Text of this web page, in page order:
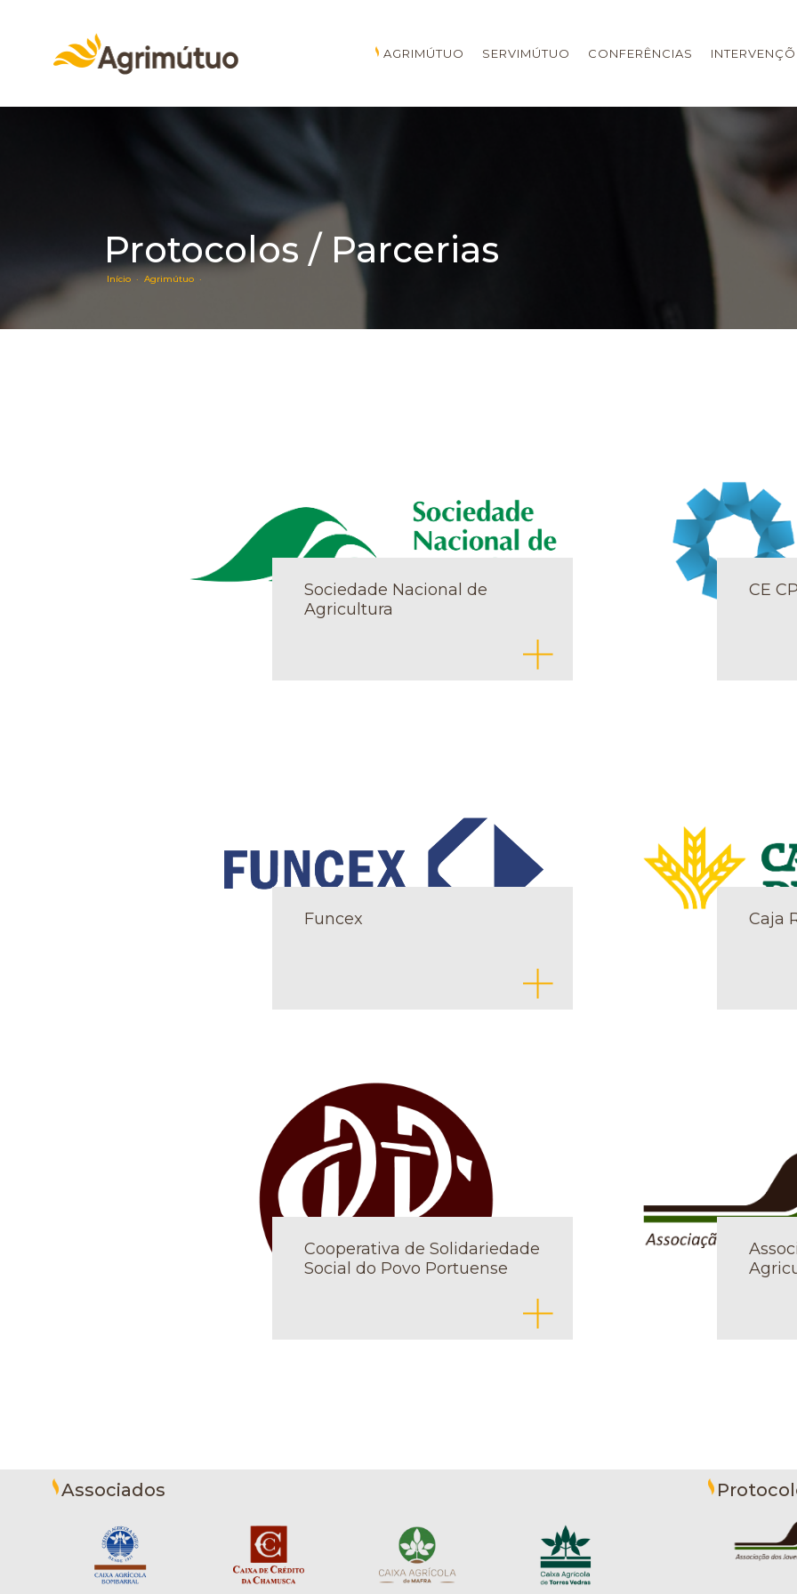
AGRIMÚTUO SERVIMÚTUO CONFERÊNCIAS
Protocolos / Parcerias
Início · Agrimútuo ·
Sociedade Nacional de
Agricultura
CE
Funcex Caja
Cooperativa de Solidariedade
Social do Povo Portuense
Associados